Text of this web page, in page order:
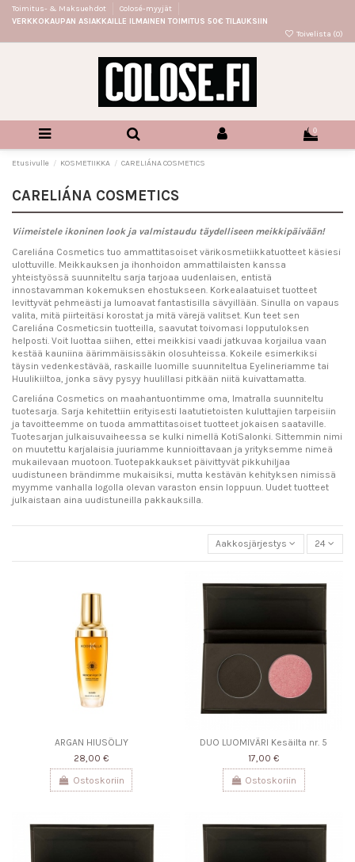
Toimitus- & Maksuehdot
Colosé-myyjät
VERKKOKAUPAN ASIAKKAILLE ILMAINEN TOIMITUS 50€ TILAUKSIIN
Toivelista (0)
0
Etusivulle KOSMETIIKKA CARELIÁNA COSMETICS
CARELIÁNA COSMETICS
Viimeistele ikoninen look ja valmistaudu täydelliseen meikkipäivään!
Careliána Cosmetics tuo ammattitasoiset värikosmetiikkatuotteet käsiesi
ulottuville. Meikkauksen ja ihonhoidon ammattilaisten kanssa
yhteistyössä suunniteltu sarja tarjoaa uudenlaisen, entistä
innostavamman kokemuksen ehostukseen. Korkealaatuiset tuotteet
levittyvät pehmeästi ja lumoavat fantastisilla sävyillään. Sinulla on vapaus
valita, mitä piirteitäsi korostat ja mitä värejä valitset. Kun teet sen
Careliána Cosmeticsin tuotteilla, saavutat toivomasi lopputuloksen
helposti. Voit luottaa siihen, ettei meikkisi vaadi jatkuvaa korjailua vaan
kestää kauniina äärimmäisissäkin olosuhteissa. Kokeile esimerkiksi
täysin vedenkestävää, raskaille luomille suunniteltua Eyelineriamme tai
Huulikiiltoa, jonka sävy pysyy huulillasi pitkään niitä kuivattamatta.
Careliána Cosmetics on maahantuontimme oma, Imatralla suunniteltu
tuotesarja. Sarja kehitettiin erityisesti laatutietoisten kuluttajien tarpeisiin
ja tavoitteemme on tuoda ammattitasoiset tuotteet jokaisen saataville.
Tuotesarjan julkaisuvaiheessa se kulki nimellä KotiSalonki. Sittemmin nimi
on muutettu karjalaisia juuriamme kunnioittavaan ja yrityksemme nimeä
mukailevaan muotoon. Tuotepakkaukset päivittyvät pikkuhiljaa
uudistuneen brändimme mukaisiksi, mutta kestävän kehityksen nimissä
myymme vanhalla logolla olevan varaston ensin loppuun. Uudet tuotteet
julkaistaan aina uudistuneilla pakkauksilla.
Aakkosjärjestys 24
ARGAN HIUSÖLJY
28,00 €
Ostoskoriin
DUO LUOMIVÄRI Kesäilta nr. 5
17,00 €
Ostoskoriin